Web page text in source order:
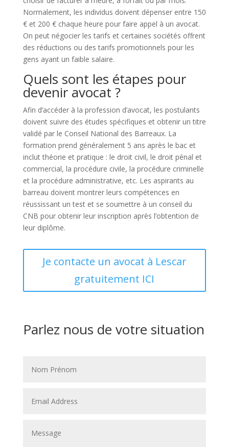
Normalement, les individus doivent dépenser entre 150
€ et 200 € chaque heure pour faire appel à un avocat.
On peut négocier les tarifs et certaines sociétés offrent
des réductions ou des tarifs promotionnels pour les
gens ayant un faible salaire.
Quels sont les étapes pour
devenir avocat ?
Afin d’accéder à la profession d’avocat, les postulants
doivent suivre des études spécifiques et obtenir un titre
validé par le Conseil National des Barreaux. La
formation prend généralement 5 ans après le bac et
inclut théorie et pratique : le droit civil, le droit pénal et
commercial, la procédure civile, la procédure criminelle
et la procédure administrative, etc. Les aspirants au
barreau doivent montrer leurs compétences en
réussissant un test et se soumettre à un conseil du
CNB pour obtenir leur inscription après l’obtention de
leur diplôme.
Je contacte un avocat à Lescar
gratuitement ICI
Parlez nous de votre situation